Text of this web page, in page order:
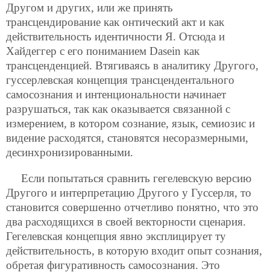
Другом и других, или же принять
трансцендирование как онтический акт и как
действительность идентичности Я. Отсюда и
Хайдеггер с его пониманием Dasein как
трансценденцией. Втягиваясь в аналитику Другого,
гуссерлевская концепция трансцендентального
самосознания и интенциональности начинает
разрушаться, так как оказывается связанной с
измерением, в котором сознание, язык, семиозис и
видение расходятся, становятся несоразмерными,
десинхронизированными.
Если попытаться сравнить гегелевскую версию
Другого и интерпретацию Другого у Гуссерля, то
становится совершенно отчетливо понятно, что это
два расходящихся в своей векторности сценария.
Гегелевская концепция явно эксплицирует ту
действительность, в которую входит опыт сознания,
обретая фигуративность самосознания. Это